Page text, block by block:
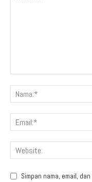
Simpan nama, email,